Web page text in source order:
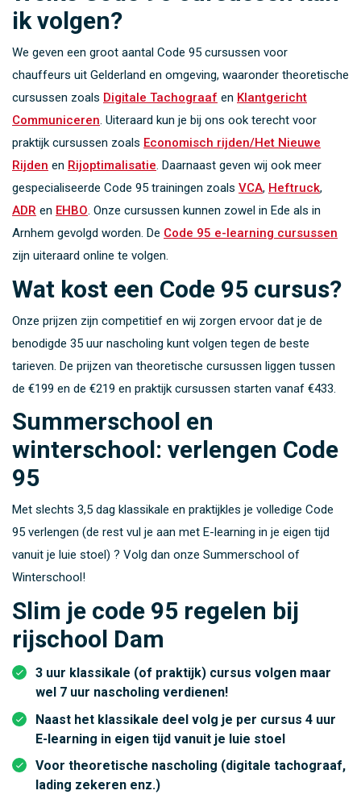
ik volgen?
We geven een groot aantal Code 95 cursussen voor
chauffeurs uit Gelderland en omgeving, waaronder theoretische
cursussen zoals Digitale Tachograaf en Klantgericht
Communiceren. Uiteraard kun je bij ons ook terecht voor
praktijk cursussen zoals Economisch rijden/Het Nieuwe
Rijden en Rijoptimalisatie. Daarnaast geven wij ook meer
gespecialiseerde Code 95 trainingen zoals VCA, Heftruck,
ADR en EHBO. Onze cursussen kunnen zowel in Ede als in
Arnhem gevolgd worden. De Code 95 e-learning cursussen
zijn uiteraard online te volgen.
Wat kost een Code 95 cursus?
Onze prijzen zijn competitief en wij zorgen ervoor dat je de
benodigde 35 uur nascholing kunt volgen tegen de beste
tarieven. De prijzen van theoretische cursussen liggen tussen
de €199 en de €219 en praktijk cursussen starten vanaf €433.
Summerschool en
winterschool: verlengen Code
95
Met slechts 3,5 dag klassikale en praktijkles je volledige Code
95 verlengen (de rest vul je aan met E-learning in je eigen tijd
vanuit je luie stoel) ? Volg dan onze Summerschool of
Winterschool!
Slim je code 95 regelen bij
rijschool Dam
3 uur klassikale (of praktijk) cursus volgen maar
wel 7 uur nascholing verdienen!
Naast het klassikale deel volg je per cursus 4 uur
E-learning in eigen tijd vanuit je luie stoel
Voor theoretische nascholing (digitale tachograaf,
lading zekeren enz.)